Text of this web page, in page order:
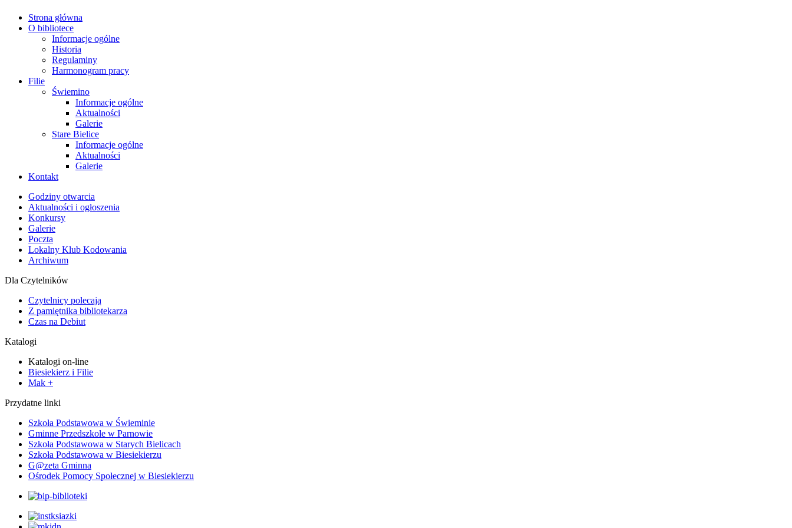
Strona główna
O bibliotece
Informacje ogólne
Historia
Regulaminy
Harmonogram pracy
Filie
Świemino
Informacje ogólne
Aktualności
Galerie
Stare Bielice
Informacje ogólne
Aktualności
Galerie
Kontakt
Godziny otwarcia
Aktualności i ogłoszenia
Konkursy
Galerie
Poczta
Lokalny Klub Kodowania
Archiwum
Dla Czytelników
Czytelnicy polecają
Z pamiętnika bibliotekarza
Czas na Debiut
Katalogi
Katalogi on-line
Biesiekierz i Filie
Mak +
Przydatne linki
Szkoła Podstawowa w Świeminie
Gminne Przedszkole w Parnowie
Szkoła Podstawowa w Starych Bielicach
Szkoła Podstawowa w Biesiekierzu
G@zeta Gminna
Ośrodek Pomocy Społecznej w Biesiekierzu